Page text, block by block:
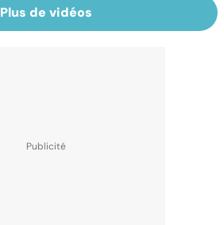
Plus de vidéos